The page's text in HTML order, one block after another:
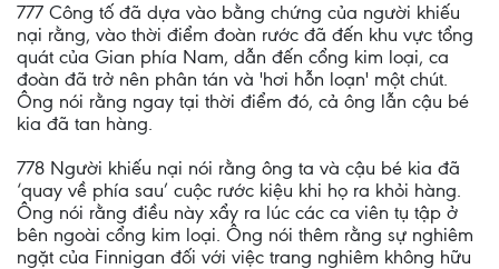
777 Công tố đã dựa vào bằng chứng của người khiếu
nại rằng, vào thời điểm đoàn rước đã đến khu vực tổng
quát của Gian phía Nam, dẫn đến cổng kim loại, ca
đoàn đã trở nên phân tán và 'hơi hỗn loạn' một chút.
Ông nói rằng ngay tại thời điểm đó, cả ông lẫn cậu bé
kia đã tan hàng.
778 Người khiếu nại nói rằng ông ta và cậu bé kia đã
‘quay về phía sau’ cuộc rước kiệu khi họ ra khỏi hàng.
Ông nói rằng điều này xẩy ra lúc các ca viên tụ tập ở
bên ngoài cổng kim loại. Ông nói thêm rằng sự nghiêm
ngặt của Finnigan đối với việc trang nghiêm không hữu